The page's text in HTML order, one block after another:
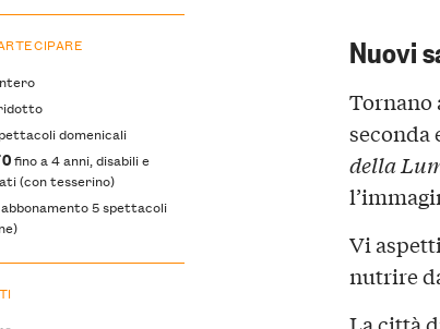
Nuovi
Tornano
seconda
della
Vi
nutrire
domenicali
fino a 4 anni, disabili e
(con tesserino)
abbonamento 5 spettacoli